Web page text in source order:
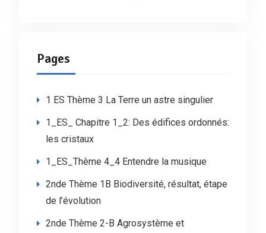
Pages
1 ES Thème 3 La Terre un astre singulier
1_ES_ Chapitre 1_2: Des édifices ordonnés:
les cristaux
1_ES_Thème 4_4 Entendre la musique
2nde Thème 1B Biodiversité, résultat, étape
de l’évolution
2nde Thème 2-B Agrosystème et